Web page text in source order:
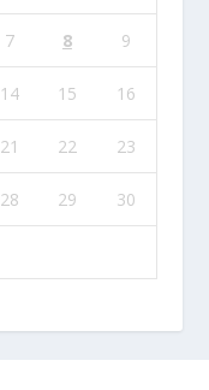
7 8 9
14 15 16
21 22 23
28 29 30